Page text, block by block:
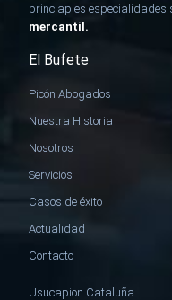
princiaples especialidades
mercantil.
El Bufete
Picón Abogados
Nuestra Historia
Nosotros
Servicios
Casos de éxito
Actualidad
Contacto
Usucapion Cataluña